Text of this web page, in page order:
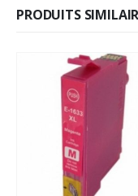
PRODUITS